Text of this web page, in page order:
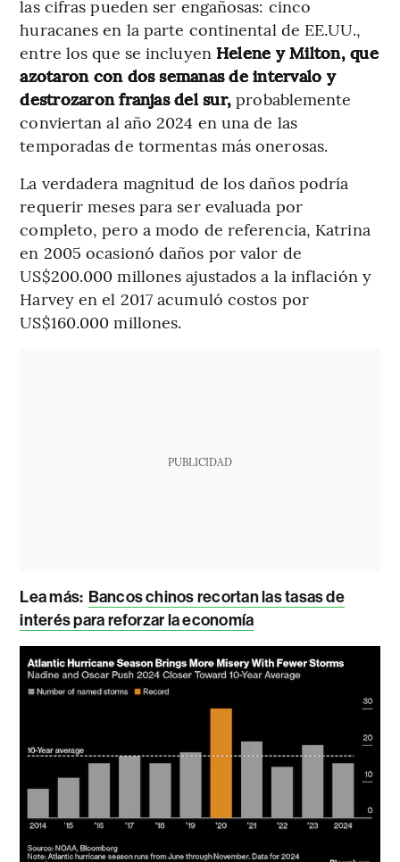
las cifras pueden ser engañosas: cinco
huracanes en la parte continental de EE.UU.,
entre los que se incluyen Helene y Milton, que
azotaron con dos semanas de intervalo y
destrozaron franjas del sur, probablemente
conviertan al año 2024 en una de las
temporadas de tormentas más onerosas.
La verdadera magnitud de los daños podría
requerir meses para ser evaluada por
completo, pero a modo de referencia, Katrina
en 2005 ocasionó daños por valor de
US$200.000 millones ajustados a la inflación y
Harvey en el 2017 acumuló costos por
US$160.000 millones.
PUBLICIDAD
Lea más: Bancos chinos recortan las tasas de
interés para reforzar la economía